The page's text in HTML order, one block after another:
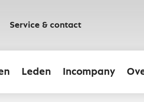
Service & contact
Leden Incompany